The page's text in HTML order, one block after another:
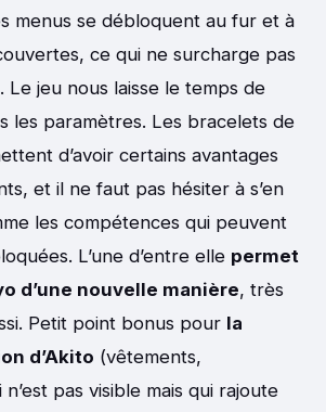
menus se débloquent au fur et à
ce qui ne surcharge pas
Le jeu nous laisse le temps de
les paramètres. Les bracelets de
d’avoir certains avantages
et il ne faut pas hésiter à s’en
les compétences qui peuvent
L’une d’entre elle permet
d’une nouvelle manière, très
Petit point bonus pour la
d’Akito (vêtements,
pas visible mais qui rajoute